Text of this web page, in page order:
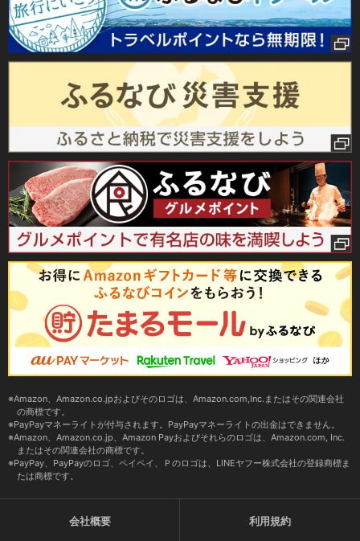
Amazon、Amazon.co.jpおよびそのロゴは、Amazon.com,Inc.またはその関連会社
の商標です。
PayPayマネーライトが付与されます。PayPayマネーライトの出金はできません。
Amazon、Amazon.co.jp、Amazon Payおよびそれらのロゴは、Amazon.com, Inc.
またはその関連会社の商標です。
PayPay、PayPayのロゴ、ペイペイ、Ｐのロゴは、LINEヤフー株式会社の登録商標ま
たは商標です。
会社概要 利用規約